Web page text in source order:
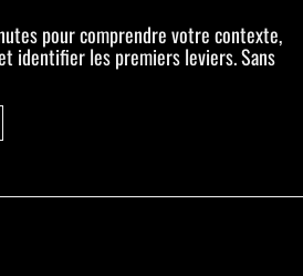
pour comprendre votre contexte,
identifier les premiers leviers. Sans